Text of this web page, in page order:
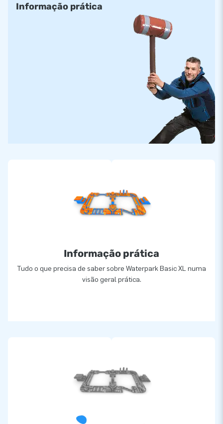
Informação prática
Informação prática
Tudo o que precisa de saber sobre Waterpark Basic XL numa
visão geral prática.